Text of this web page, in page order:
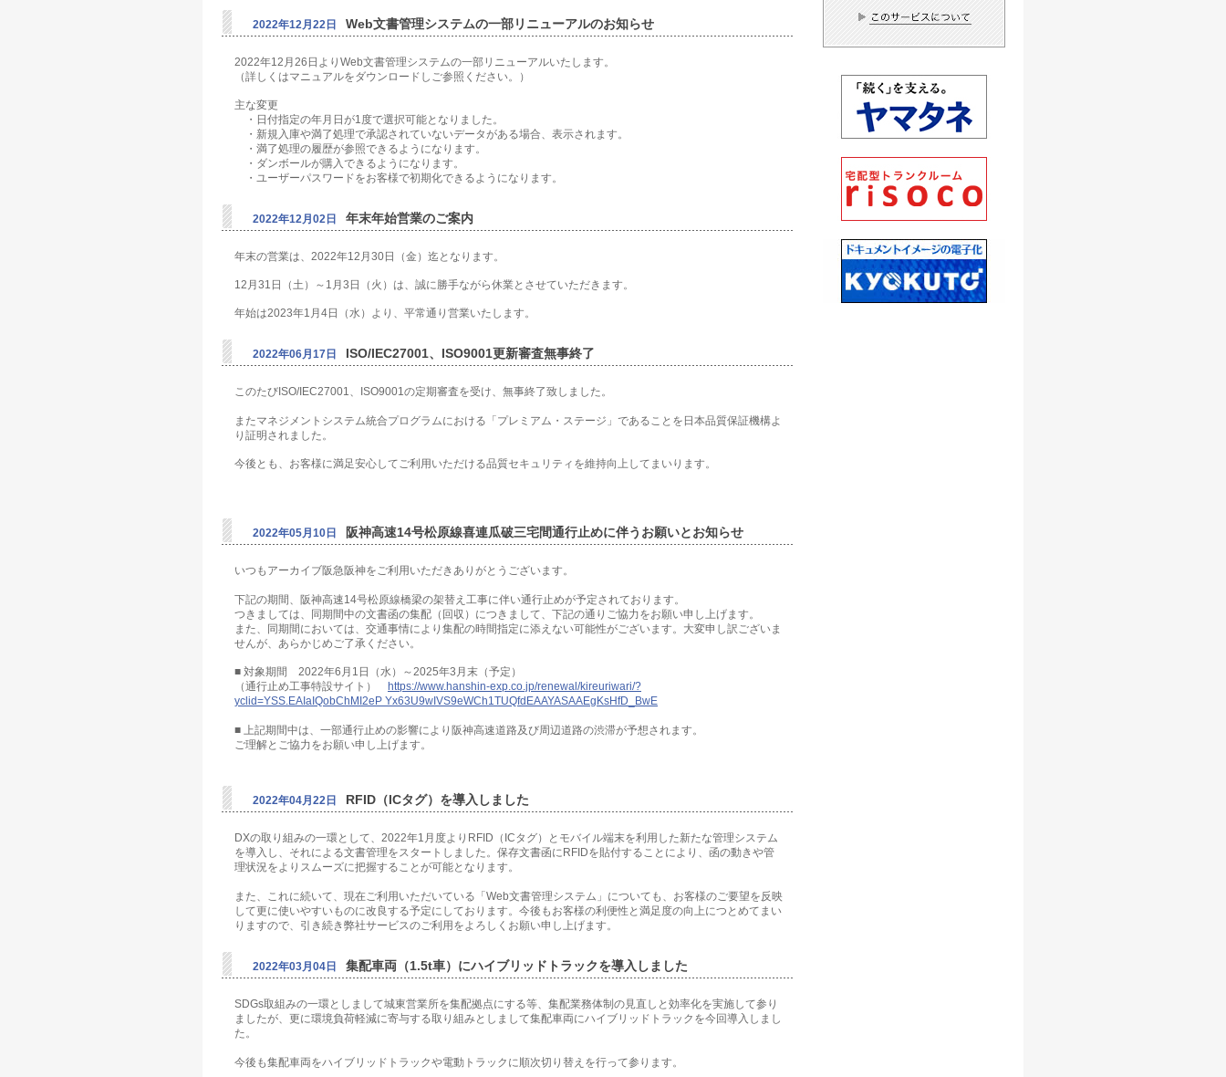
2022年12月22日 Web文書管理システムの一部リニューアルのお知らせ
2022年12月26日よりWeb文書管理システムの一部リニューアルいたします。
（詳しくはマニュアルをダウンロードしご参照ください。）
主な変更
・日付指定の年月日が1度で選択可能となりました。
・新規入庫や満了処理で承認されていないデータがある場合、表示されます。
・満了処理の履歴が参照できるようになります。
・ダンボールが購入できるようになります。
・ユーザーパスワードをお客様で初期化できるようになります。
2022年12月02日 年末年始営業のご案内
年末の営業は、2022年12月30日（金）迄となります。
12月31日（土）～1月3日（火）は、誠に勝手ながら休業とさせていただきます。
年始は2023年1月4日（水）より、平常通り営業いたします。
2022年06月17日 ISO/IEC27001、ISO9001更新審査無事終了
このたびISO/IEC27001、ISO9001の定期審査を受け、無事終了致しました。
またマネジメントシステム統合プログラムにおける「プレミアム・ステージ」であることを日本品質保証機構よ
り証明されました。
今後とも、お客様に満足安心してご利用いただける品質セキュリティを維持向上してまいります。
2022年05月10日 阪神高速14号松原線喜連瓜破三宅間通行止めに伴うお願いとお知らせ
いつもアーカイブ阪急阪神をご利用いただきありがとうございます。
下記の期間、阪神高速14号松原線橋梁の架替え工事に伴い通行止めが予定されております。
つきましては、同期間中の文書函の集配（回収）につきまして、下記の通りご協力をお願い申し上げます。
また、同期間においては、交通事情により集配の時間指定に添えない可能性がございます。大変申し訳ございま
せんが、あらかじめご了承ください。
■ 対象期間 2022年6月1日（水）～2025年3月末（予定）
（通行止め工事特設サイト）
https://www.hanshin-exp.co.jp/renewal/kireuriwari/?
yclid=YSS.EAIaIQobChMI2eP Yx63U9wIVS9eWCh1TUQfdEAAYASAAEgKsHfD_BwE
■ 上記期間中は、一部通行止めの影響により阪神高速道路及び周辺道路の渋滞が予想されます。
ご理解とご協力をお願い申し上げます。
2022年04月22日 RFID（ICタグ）を導入しました
DXの取り組みの一環として、2022年1月度よりRFID（ICタグ）とモバイル端末を利用した新たな管理システム
を導入し、それによる文書管理をスタートしました。保存文書函にRFIDを貼付することにより、函の動きや管
理状況をよりスムーズに把握することが可能となります。
また、これに続いて、現在ご利用いただいている「Web文書管理システム」についても、お客様のご要望を反映
して更に使いやすいものに改良する予定にしております。今後もお客様の利便性と満足度の向上につとめてまい
りますので、引き続き弊社サービスのご利用をよろしくお願い申し上げます。
2022年03月04日 集配車両（1.5t車）にハイブリッドトラックを導入しました
SDGs取組みの一環としまして城東営業所を集配拠点にする等、集配業務体制の見直しと効率化を実施して参り
ましたが、更に環境負荷軽減に寄与する取り組みとしまして集配車両にハイブリッドトラックを今回導入しまし
た。
今後も集配車両をハイブリッドトラックや電動トラックに順次切り替えを行って参ります。